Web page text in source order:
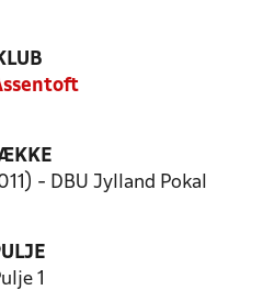
- DBU Jylland Pokal
1